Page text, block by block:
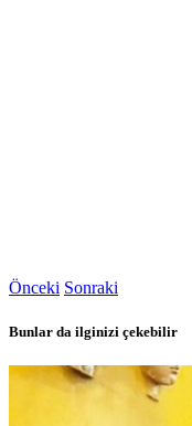
Önceki Sonraki
Bunlar da ilginizi çekebilir